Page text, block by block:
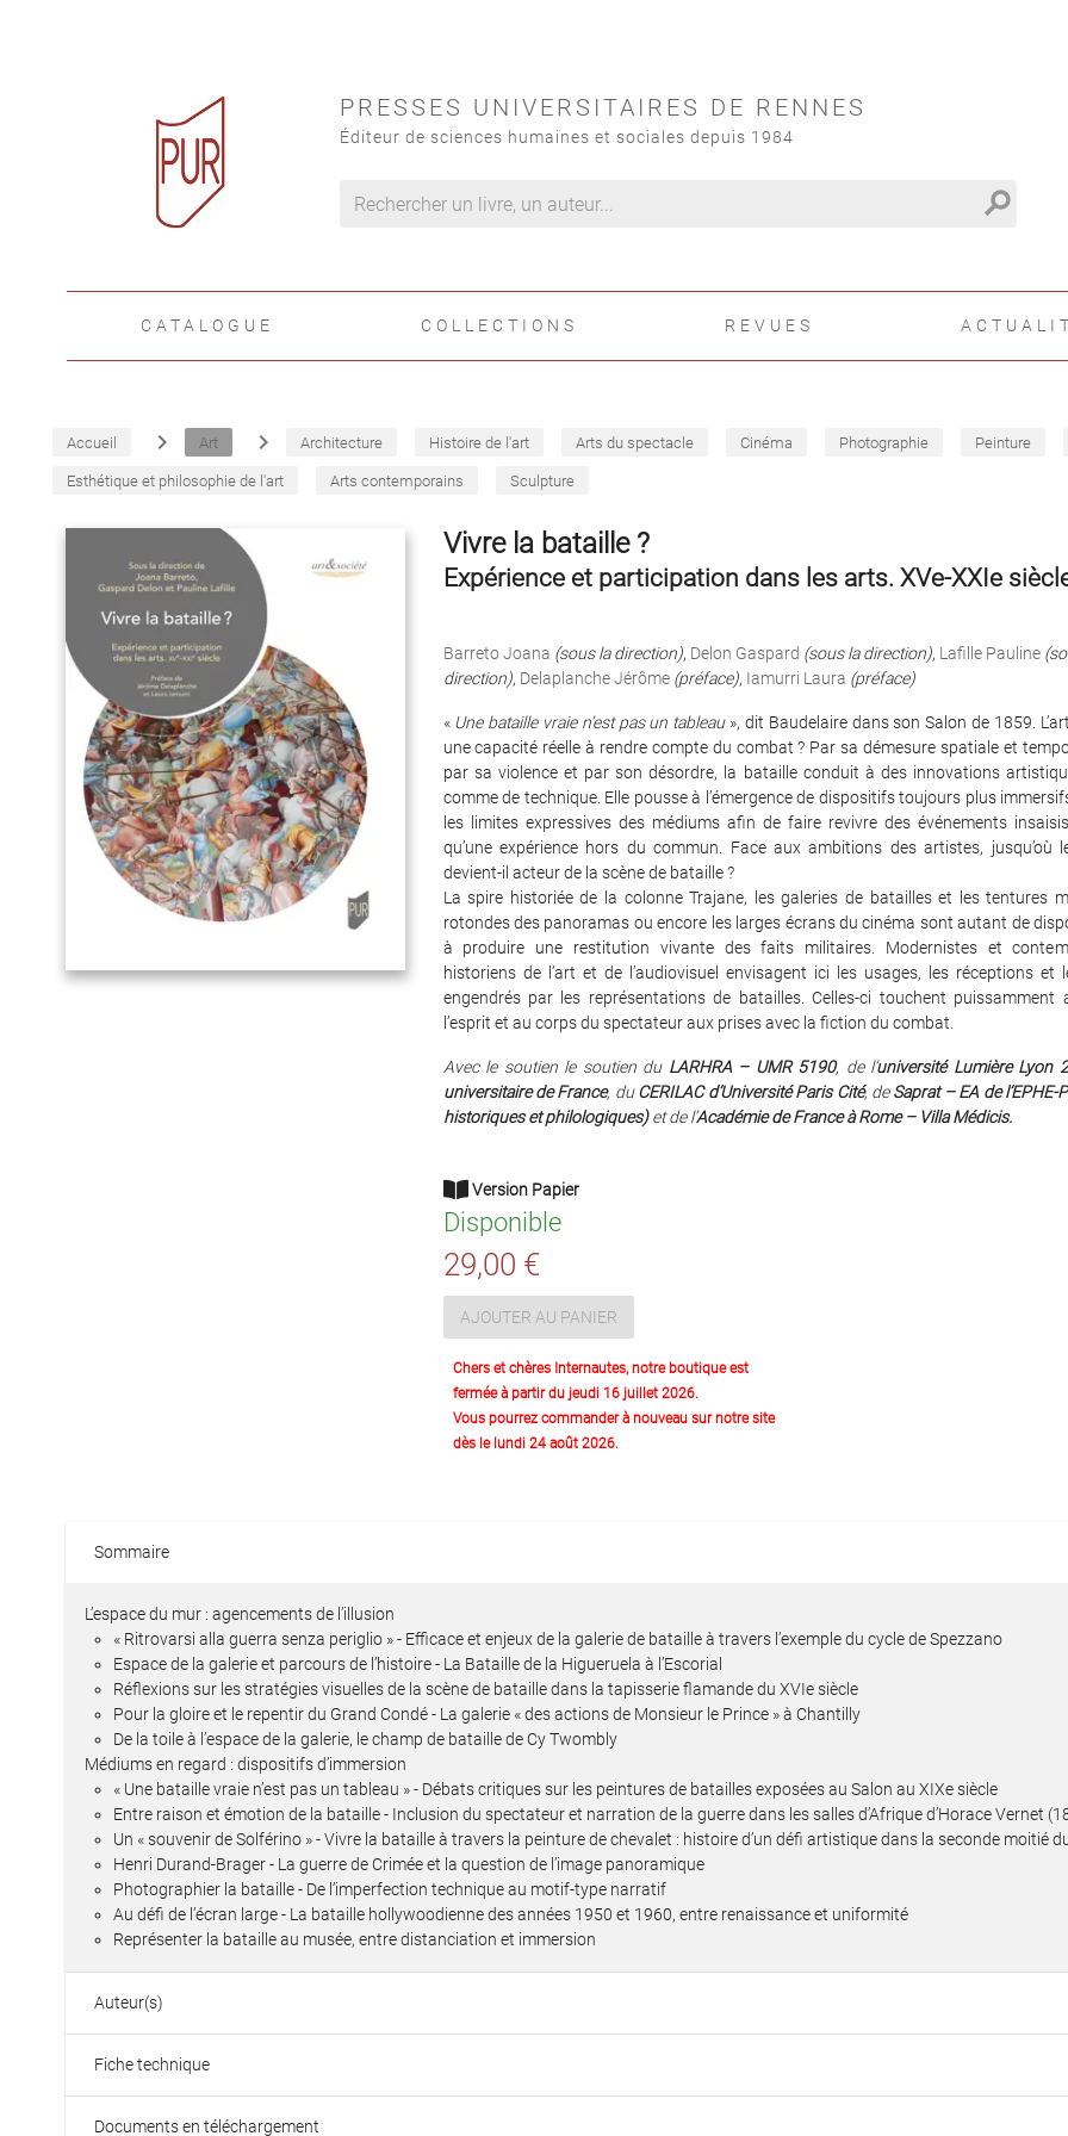
PRESSES UNIVERSITAIRES DE RENNES
Éditeur de sciences humaines et sociales depuis 1984
search
CATALOGUE COLLECTIONS REVUES
Accueil navigate_next Art navigate_next Architecture Histoire de l'art Arts du spectacle Cinéma Photographie Peinture
Esthétique et philosophie de l'art Arts contemporains Sculpture
Vivre la bataille ?
Expérience et participation dans les arts. XVe-XXIe
Barreto Joana (sous la direction), Delon Gaspard (sous la direction), Lafille Pauline
direction), Delaplanche Jérôme (préface), Iamurri Laura (préface)
« Une bataille vraie n’est pas un tableau», dit Baudelaire dans son Salon de 1859.
une capacité réelle à rendre compte du combat ? Par sa démesure spatiale et
par sa violence et par son désordre, la bataille conduit à des innovations
comme de technique. Elle pousse à l’émergence de dispositifs toujours plus
les limites expressives des médiums afin de faire revivre des événements
qu’une expérience hors du commun. Face aux ambitions des artistes, jusqu’où
devient-il acteur de la scène de bataille ?
La spire historiée de la colonne Trajane, les galeries de batailles et les tentures
rotondes des panoramas ou encore les larges écrans du cinéma sont autant de
à produire une restitution vivante des faits militaires. Modernistes et
historiens de l’art et de l’audiovisuel envisagent ici les usages, les réceptions et
engendrés par les représentations de batailles. Celles-ci touchent puissamment
l’esprit et au corps du spectateur aux prises avec la fiction du combat.
Avec le soutien le soutien du LARHRA – UMR 5190, de l’université Lumière Lyon 2
universitaire de France, duCERILAC d’Université Paris Cité, deSaprat – EA de l’EPHE-
historiques et philologiques)et de l’Académie de France à Rome – Villa Médicis.
Version Papier
Disponible
29,00 €
AJOUTER AU PANIER
Chers et chères Internautes, notre boutique est
fermée à partir du jeudi 16 juillet 2026.
Vous pourrez commander à nouveau sur notre site
dès le lundi 24 août 2026.
Sommaire
L’espace du mur : agencements de l’illusion
« Ritrovarsi alla guerra senza periglio » - Efficace et enjeux de la galerie de bataille à travers l’exemple du cycle de Spezzano
Espace de la galerie et parcours de l’histoire - La Bataille de la Higueruela à l’Escorial
Réflexions sur les stratégies visuelles de la scène de bataille dans la tapisserie flamande du XVIe siècle
Pour la gloire et le repentir du Grand Condé - La galerie « des actions de Monsieur le Prince » à Chantilly
De la toile à l’espace de la galerie, le champ de bataille de Cy Twombly
Médiums en regard : dispositifs d’immersion
« Une bataille vraie n’est pas un tableau » - Débats critiques sur les peintures de batailles exposées au Salon au XIXe siècle
Entre raison et émotion de la bataille - Inclusion du spectateur et narration de la guerre dans les salles d’Afrique d’Horace Vernet
Un « souvenir de Solférino » - Vivre la bataille à travers la peinture de chevalet : histoire d’un défi artistique dans la seconde moitié
Henri Durand-Brager - La guerre de Crimée et la question de l’image panoramique
Photographier la bataille - De l’imperfection technique au motif-type narratif
Au défi de l’écran large - La bataille hollywoodienne des années 1950 et 1960, entre renaissance et uniformité
Représenter la bataille au musée, entre distanciation et immersion
Auteur(s)
Fiche technique
Documents en téléchargement